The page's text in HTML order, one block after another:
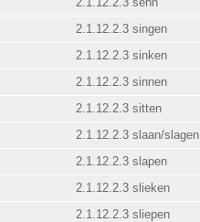
2.1.12.2.3 singen
2.1.12.2.3 sinken
2.1.12.2.3 sinnen
2.1.12.2.3 sitten
2.1.12.2.3 slaan/slagen
2.1.12.2.3 slapen
2.1.12.2.3 slieken
2.1.12.2.3 sliepen